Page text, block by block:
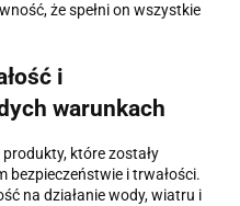
że spełni on wszystkie
i
warunkach
które zostały
bezpieczeństwie i trwałości.
na działanie wody, wiatru i